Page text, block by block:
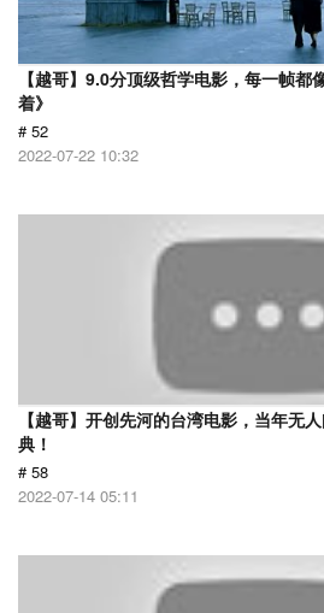
【越哥】9.0分顶级哲学电影，每一帧
着》
# 52
2022-07-22 10:32
【越哥】开创先河的台湾电影，当年无
典！
# 58
2022-07-14 05:11